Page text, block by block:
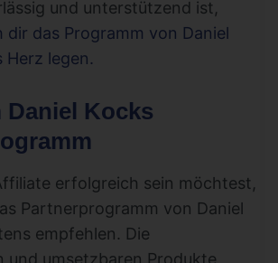
und unterstützend ist,
dir das Programm von Daniel
Herz legen.
Daniel Kocks
erfolgreich sein möchtest,
Partnerprogramm von Daniel
empfehlen. Die